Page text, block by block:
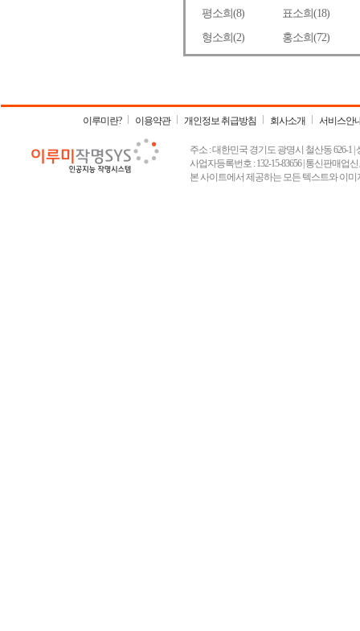
이루미란? 이용약관 개인정보 취급방침 회사소개 서비스안
주소 : 대한민국 경기도 광명시 철산동 626-1 |
사업자등록번호 : 132-15-83656 | 통신판매업
본 사이트에서 제공하는 모든 텍스트와 이